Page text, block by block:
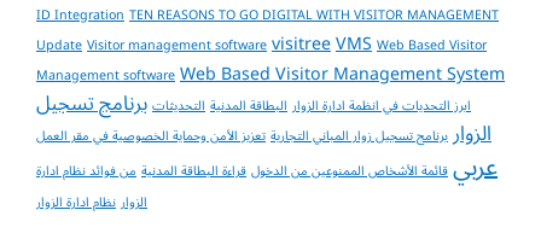
ID IntegrationTEN REASONS TO GO DIGITAL WITH VISITOR MANAGEMENT
UpdateVisitor management softwarevisitreeVMSWeb Based Visitor
Management softwareWeb Based Visitor Management System
ابرز التحديات في انظمة ادارة الزوارالبطاقة المدنيةالتحديثاتبرنامج تسجيل
الزواربرنامج تسجيل زوار المباني التجاريةتعزيز الأمن وحماية الخصوصية في مقر العمل
عربيقائمة الأشخاص الممنوعين من الدخولقراءة البطاقة المدنيةمن فوائد نظام ادارة
الزوارنظام ادارة الزوار